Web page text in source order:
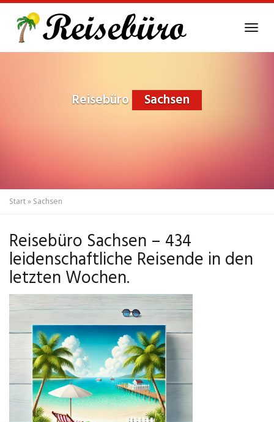
main
Reisebüro Sachsen
Start» Sachsen
Reisebüro Sachsen – 434
leidenschaftliche Reisende in den
letzten Wochen.